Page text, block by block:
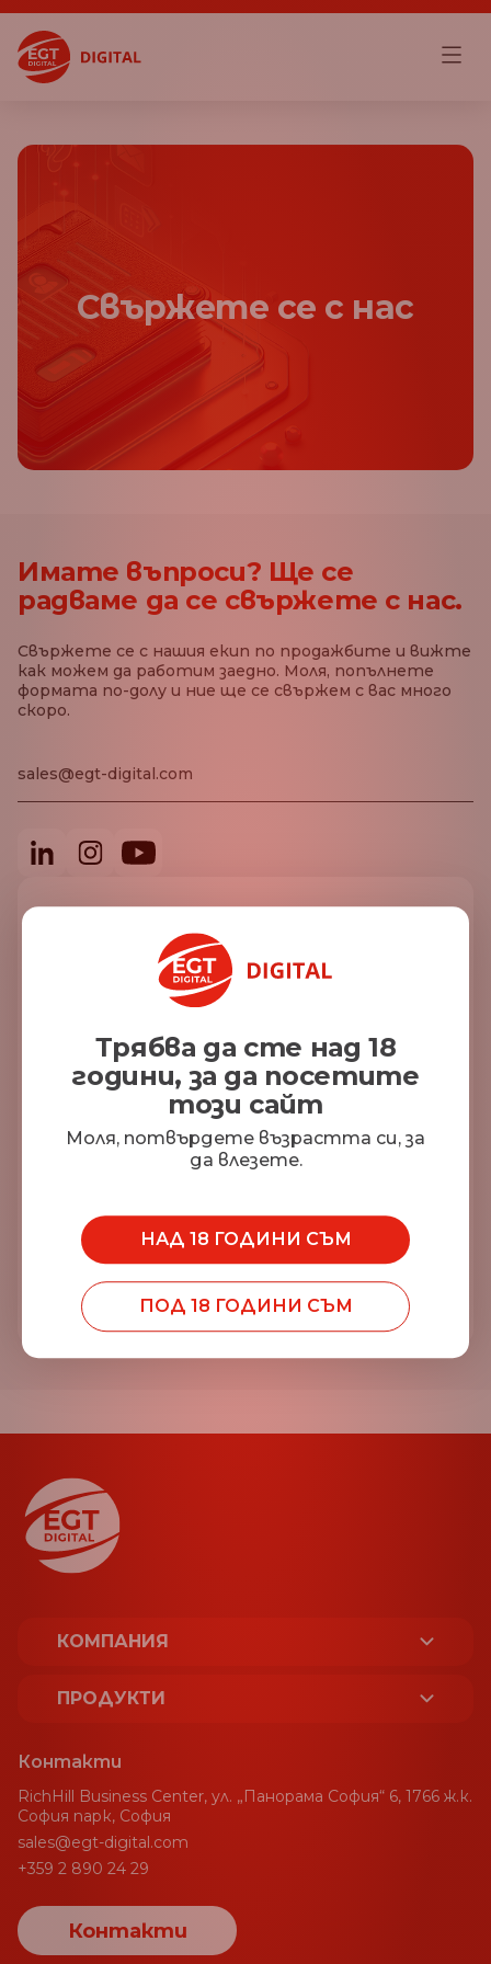
Свържете се с нас
Имате въпроси? Ще се
радваме да се свържете с нас.
Свържете се с нашия екип по продажбите и вижте
как можем да работим заедно. Моля, попълнете
формата по-долу и ние ще се свържем с вас много
скоро.
sales@egt-digital.com
Електронна поща*
ИЗПРАТИ
КОМПАНИЯ
ЗА НАС
УСТОЙЧИВОСТ
НАГРАДИ
БЛОГ
ПРОДУКТИ
ПЛАТФОРМА
СПОРТ
ГЕЙМИНГ АГРЕГАТОР
ПОРТАЛ ЗА ПЛАЩАНИЯ
Контакти
RichHill Business Center, ул. „Панорама София“ 6, 1766 ж.к.
София парк, София
sales@egt-digital.com
+359 2 890 24 29
Контакти
Трябва да сте над 18
години, за да посетите
този сайт
Моля, потвърдете възрастта си, за
да влезете.
НАД 18 ГОДИНИ СЪМ
ПОД 18 ГОДИНИ СЪМ